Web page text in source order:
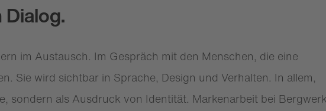
im Austausch. Im Gespräch mit den Menschen, die eine
Sie wird sichtbar in Sprache, Design und Verhalten. In allem,
sondern als Ausdruck von Identität. Markenarbeit bei